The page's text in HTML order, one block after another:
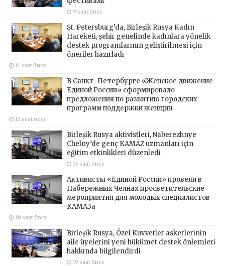
9 saat önce
St. Petersburg’da, Birleşik Rusya Kadın
Hareketi, şehir genelinde kadınlara yönelik
destek programlarının geliştirilmesi için
öneriler hazırladı
11 saat önce
В Санкт-Петербурге «Женское движение
Единой России» сформировало
предложения по развитию городских
программ поддержки женщин
13 saat önce
Birleşik Rusya aktivistleri, Naberezhnye
Chelny’de genç KAMAZ uzmanları için
eğitim etkinlikleri düzenledi
15 saat önce
Активисты «Единой России» провели в
Набережных Челнах просветительские
мероприятия для молодых специалистов
КАМАЗа
18 saat önce
Birleşik Rusya, Özel Kuvvetler askerlerinin
aile üyelerini yeni hükümet destek önlemleri
hakkında bilgilendirdi
19 saat önce